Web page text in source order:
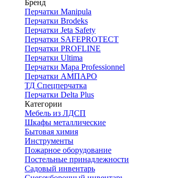
Бренд
Перчатки Manipula
Перчатки Brodeks
Перчатки Jeta Safety
Перчатки SAFEPROTECT
Перчатки PROFLINE
Перчатки Ultima
Перчатки Мара Professionnel
Перчатки АМПАРО
ТД Спецперчатка
Перчатки Delta Plus
Категории
Мебель из ЛДСП
Шкафы металлические
Бытовая химия
Инструменты
Пожарное оборудование
Постельные принадлежности
Садовый инвентарь